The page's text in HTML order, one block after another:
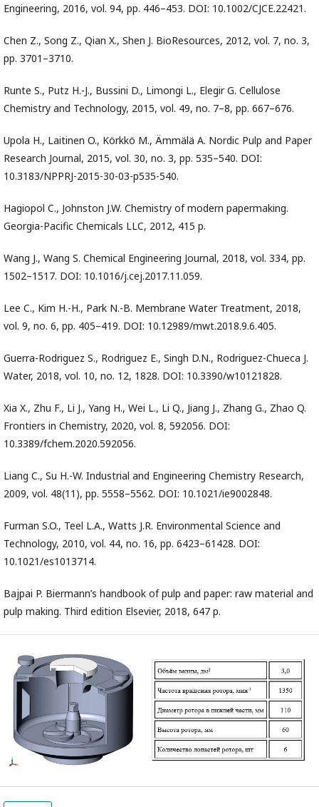
Engineering, 2016, vol. 94, pp. 446–453. DOI: 10.1002/CJCE.22421.
Chen Z., Song Z., Qian X., Shen J. BioResources, 2012, vol. 7, no. 3,
pp. 3701–3710.
Runte S., Putz H.-J., Bussini D., Limongi L., Elegir G. Cellulose
Chemistry and Technology, 2015, vol. 49, no. 7–8, pp. 667–676.
Upola H., Laitinen O., Körkkö M., Ämmälä A. Nordic Pulp and Paper
Research Journal, 2015, vol. 30, no. 3, pp. 535–540. DOI:
10.3183/NPPRJ-2015-30-03-p535-540.
Hagiopol C., Johnston J.W. Chemistry of modern papermaking.
Georgia-Pacific Chemicals LLC, 2012, 415 p.
Wang J., Wang S. Chemical Engineering Journal, 2018, vol. 334, pp.
1502–1517. DOI: 10.1016/j.cej.2017.11.059.
Lee C., Kim H.-H., Park N.-B. Membrane Water Treatment, 2018,
vol. 9, no. 6, pp. 405–419. DOI: 10.12989/mwt.2018.9.6.405.
Guerra-Rodriguez S., Rodriguez E., Singh D.N., Rodriguez-Chueca J.
Water, 2018, vol. 10, no. 12, 1828. DOI: 10.3390/w10121828.
Xia X., Zhu F., Li J., Yang H., Wei L., Li Q., Jiang J., Zhang G., Zhao Q.
Frontiers in Chemistry, 2020, vol. 8, 592056. DOI:
10.3389/fchem.2020.592056.
Liang C., Su H.-W. Industrial and Engineering Chemistry Research,
2009, vol. 48(11), pp. 5558–5562. DOI: 10.1021/ie9002848.
Furman S.O., Teel L.A., Watts J.R. Environmental Science and
Technology, 2010, vol. 44, no. 16, pp. 6423–61428. DOI:
10.1021/es1013714.
Bajpai P. Biermann’s handbook of pulp and paper: raw material and
pulp making. Third edition Elsevier, 2018, 647 p.